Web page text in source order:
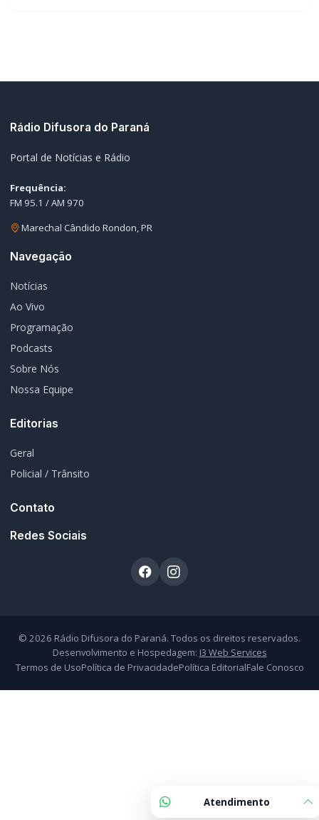
Rádio Difusora do Paraná
Portal de Notícias e Rádio
Frequência:
FM 95.1 / AM 970
Marechal Cândido Rondon, PR
Navegação
Notícias
Ao Vivo
Programação
Podcasts
Sobre Nós
Nossa Equipe
Editorias
Geral
Policial / Trânsito
Contato
Redes Sociais
© 2026 Rádio Difusora do Paraná. Todos os direitos reservados.
Desenvolvimento e Hospedagem: I3 Web Services
Termos de UsoPolítica de PrivacidadePolítica EditorialFale Conosco
Atendimento